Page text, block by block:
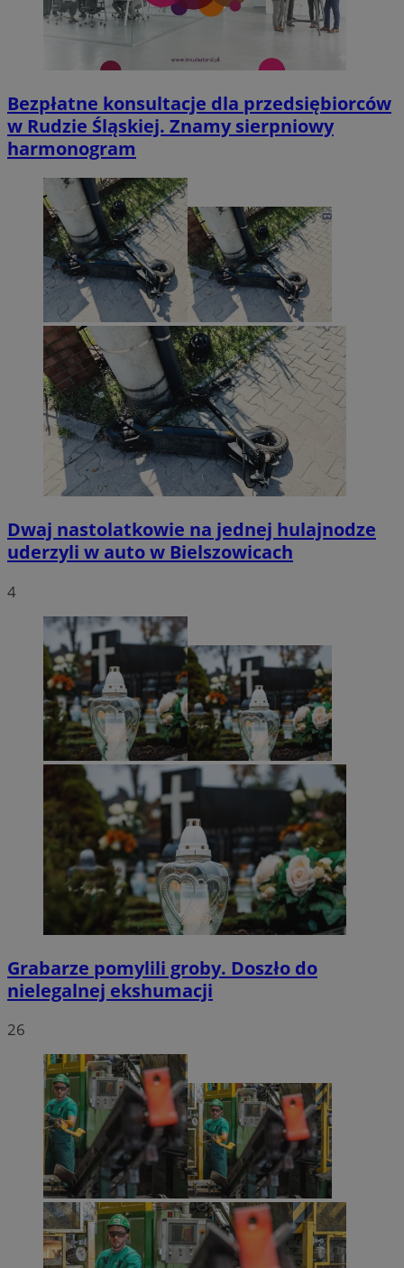
Bezpłatne konsultacje dla przedsiębiorców
w Rudzie Śląskiej. Znamy sierpniowy
harmonogram
Dwaj nastolatkowie na jednej hulajnodze
uderzyli w auto w Bielszowicach
4
Grabarze pomylili groby. Doszło do
nielegalnej ekshumacji
26